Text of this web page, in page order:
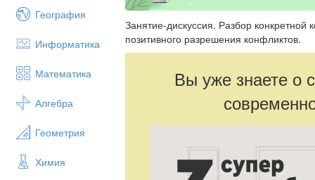
География
Информатика
Математика
Алгебра
Геометрия
Химия
Занятие-дискуссия. Разбор
позитивного разрешения конфликтов.
Вы уже знаете о